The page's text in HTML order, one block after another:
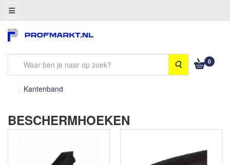
Zoeken 0
Kantenband
BESCHERMHOEKEN